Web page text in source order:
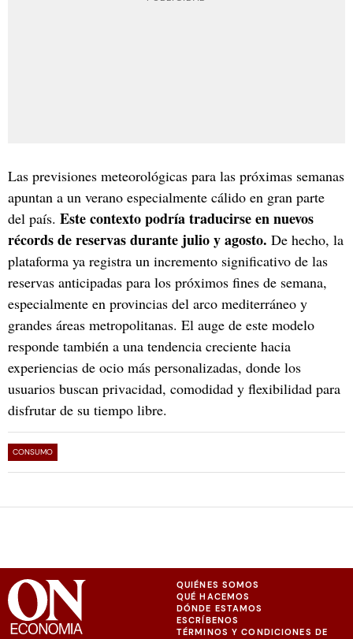
Las previsiones meteorológicas para las próximas semanas
apuntan a un verano especialmente cálido en gran parte
del país. Este contexto podría traducirse en nuevos
récords de reservas durante julio y agosto. De hecho, la
plataforma ya registra un incremento significativo de las
reservas anticipadas para los próximos fines de semana,
especialmente en provincias del arco mediterráneo y
grandes áreas metropolitanas. El auge de este modelo
responde también a una tendencia creciente hacia
experiencias de ocio más personalizadas, donde los
usuarios buscan privacidad, comodidad y flexibilidad para
disfrutar de su tiempo libre.
CONSUMO
QUIÉNES SOMOS
QUÉ HACEMOS
DÓNDE ESTAMOS
ESCRÍBENOS
TÉRMINOS Y CONDICIONES DE